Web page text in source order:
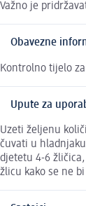
Važno je
Obavezne
Kontrolno tijelo
Upute za
Uzeti željenu
čuvati u
djetetu 4-6
žlicu kako se ne